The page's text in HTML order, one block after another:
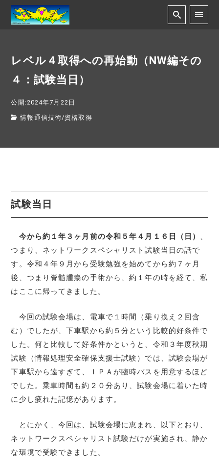
レベル４取得への再始動（NW編その
４：試験当日）
公開:2024年7月22日
情報通信技術/資格取得
試験当日
今から約１年３ヶ月前の令和５年４月１６日（日） 、
つまり、ネットワークスペシャリスト試験当日の話で
す。令和４年９月から受験勉強を始めてから約７ヶ月
後、つまり脊髄腫瘍の手術から、約１年の時を経て、私
はここに帰ってきました。
今回の試験会場は、電車で１時間（乗り換え２回含
む）でしたが、下車駅から約５分という比較的好条件で
した。何と比較して好条件かというと、令和３年度秋期
試験（情報処理安全確保支援士試験）では、試験会場が
下車駅から遠すぎて、ＩＰＡが臨時バスを用意するほど
でした。乗車時間も約２０分あり、試験会場に着いた時
に少し疲れた記憶があります。
とにかく、今回は、試験会場に恵まれ、以下とおり、
ネットワークスペシャリスト試験だけが実施され、静か
な環境で受験できました。